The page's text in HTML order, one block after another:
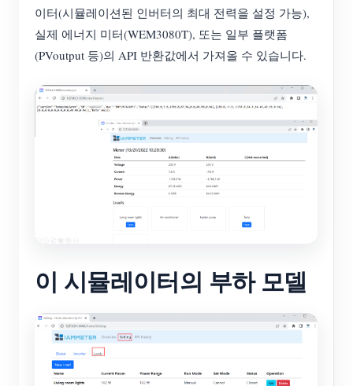
이터(시뮬레이션된 인버터의 최대 전력을 설정 가능),
실제 에너지 미터(WEM3080T), 또는 일부 플랫폼
(PVoutput 등)의 API 반환값에서 가져올 수 있습니다.
이 시뮬레이터의 부하 모델